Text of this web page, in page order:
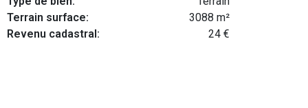
Terrain surface:
3088 m²
Revenu cadastral:
24 €